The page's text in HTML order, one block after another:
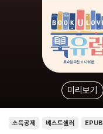
미리보기
소득공제 베스트셀러 EPUB